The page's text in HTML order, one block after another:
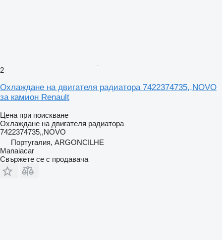
2
Охлаждане на двигателя радиатора 7422374735,,NOVO
за камион Renault
Цена при поискване
Охлаждане на двигателя радиатора
7422374735,,NOVO
Португалия, ARGONCILHE
Manaiacar
Свържете се с продавача